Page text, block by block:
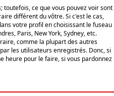
ce que vous pouvez voir sont
différent du vôtre. Si c'est le cas,
votre profil en choisissant le fuseau
Paris, New York, Sydney, etc.
comme la plupart des autres
les utilisateurs enregistrés. Donc, si
heure pour le faire, si vous pardonnez